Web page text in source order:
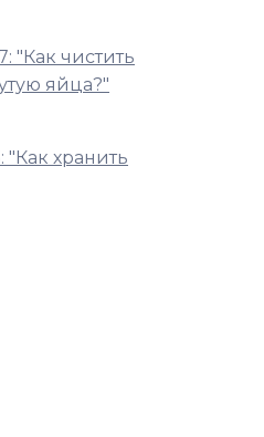
"Как чистить
яйца?"
хранить